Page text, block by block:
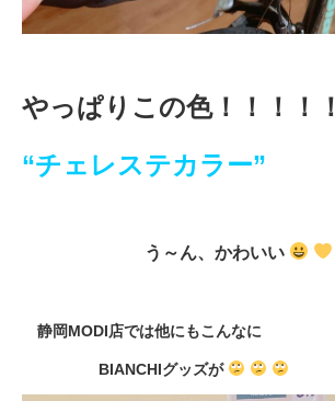
やっぱりこの色！！！！！
“チェレステカラー”
う～ん、かわいい
静岡MODI店では他にもこんなに
BIANCHIグッズが